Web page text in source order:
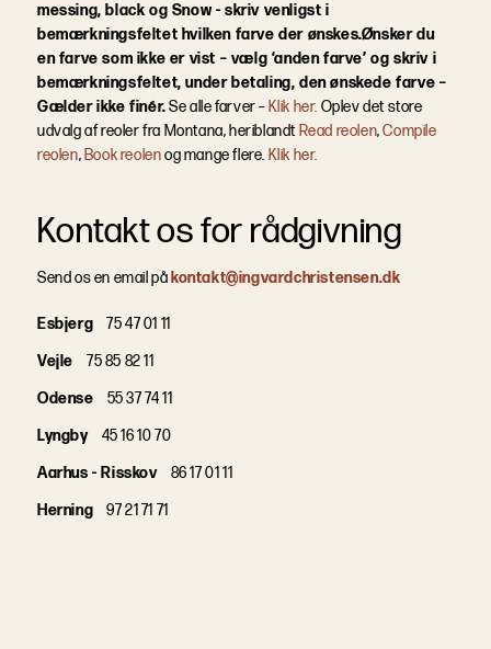
messing, black og Snow - skriv venligst i
bemærkningsfeltet hvilken farve der ønskes.Ønsker du
en farve som ikke er vist – vælg ‘anden farve’ og skriv i
bemærkningsfeltet, under betaling, den ønskede farve –
Gælder ikke finér.Se alle farver – Klik her. Oplev det store
udvalg af reoler fra Montana, heriblandt Read reolen,Compile
reolen, Book reolenog mange flere. Klik her.
Kontakt os for rådgivning
Send os en email på kontakt@ingvardchristensen.dk
Esbjerg
75 47 01 11
Vejle
75 85 82 11
Odense
55 37 74 11
Lyngby
45 16 10 70
Aarhus - Risskov
86 17 01 11
Herning
97 21 71 71